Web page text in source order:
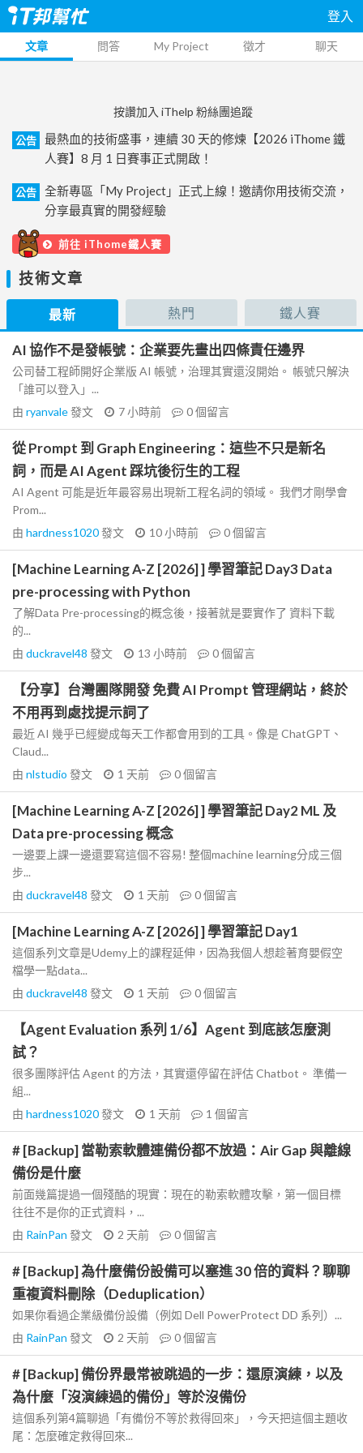
登入
文章 問答 My Project 徵才 聊天
按讚加入 iThelp 粉絲團追蹤
公告
最熱血的技術盛事，連續 30 天的修煉【2026 iThome 鐵
人賽】8 月 1 日賽事正式開啟！
公告
全新專區「My Project」正式上線！邀請你用技術交流，
分享最真實的開發經驗
前往 iThome鐵人賽
技術文章
最新 熱門 鐵人賽
AI 協作不是發帳號：企業要先畫出四條責任邊界
公司替工程師開好企業版 AI 帳號，治理其實還沒開始。 帳號只解決
「誰可以登入」...
由 ryanvale發文 7 小時前 0個留言
從 Prompt 到 Graph Engineering：這些不只是新名
詞，而是 AI Agent 踩坑後衍生的工程
AI Agent 可能是近年最容易出現新工程名詞的領域。 我們才剛學會
Prom...
由 hardness1020發文 10 小時前 0個留言
[Machine Learning A-Z [2026] ] 學習筆記 Day3 Data
pre-processing with Python
了解Data Pre-processing的概念後，接著就是要實作了 資料下載
的...
由 duckravel48 發文 13 小時前 0個留言
【分享】台灣團隊開發 免費 AI Prompt 管理網站，終於
不用再到處找提示詞了
最近 AI 幾乎已經變成每天工作都會用到的工具。像是 ChatGPT、
Claud...
由 nlstudio 發文 1 天前 0個留言
[Machine Learning A-Z [2026] ] 學習筆記 Day2 ML 及
Data pre-processing 概念
一邊要上課一邊還要寫這個不容易! 整個machine learning分成三個
步...
由 duckravel48 發文 1 天前 0個留言
[Machine Learning A-Z [2026] ] 學習筆記 Day1
這個系列文章是Udemy上的課程延伸，因為我個人想趁著育嬰假空
檔學一點data...
由 duckravel48 發文 1 天前 0個留言
【Agent Evaluation 系列 1/6】Agent 到底該怎麼測
試？
很多團隊評估 Agent 的方法，其實還停留在評估 Chatbot。 準備一
組...
由 hardness1020發文 1 天前 1 個留言
# [Backup] 當勒索軟體連備份都不放過：Air Gap 與離線
備份是什麼
前面幾篇提過一個殘酷的現實：現在的勒索軟體攻擊，第一個目標
往往不是你的正式資料，...
由 RainPan 發文 2 天前 0個留言
# [Backup] 為什麼備份設備可以塞進 30 倍的資料？聊聊
重複資料刪除（Deduplication）
如果你看過企業級備份設備（例如 Dell PowerProtect DD 系列）...
由 RainPan 發文 2 天前 0個留言
# [Backup] 備份界最常被跳過的一步：還原演練，以及
為什麼「沒演練過的備份」等於沒備份
這個系列第4篇聊過「有備份不等於救得回來」，今天把這個主題收
尾：怎麼確定救得回來...